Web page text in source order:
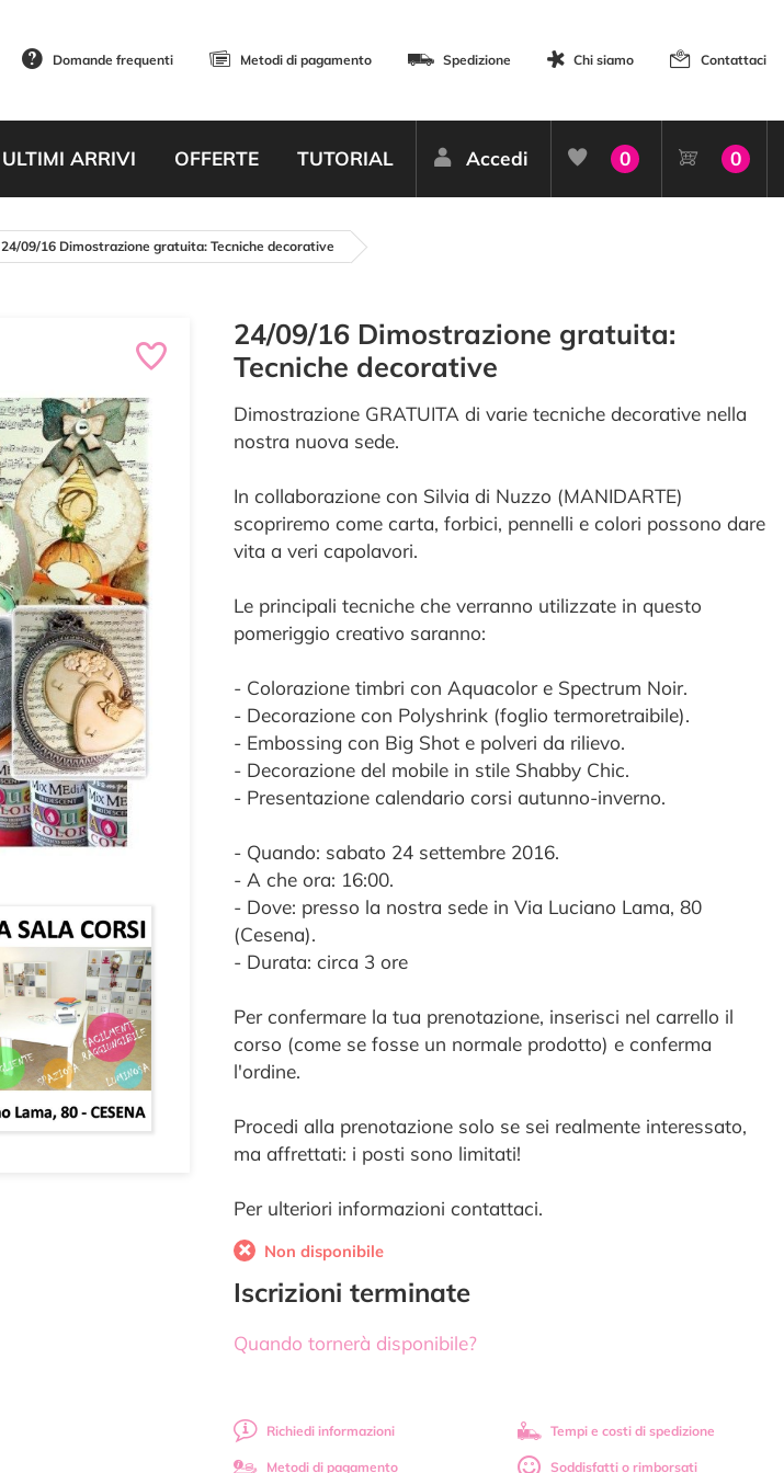
Domande frequenti Metodi di pagamento Spedizione Chi siamo Contattaci
ULTIMI ARRIVI OFFERTE TUTORIAL Accedi 0 0
24/09/16 Dimostrazione gratuita: Tecniche decorative
24/09/16 Dimostrazione gratuita:
Tecniche decorative
Dimostrazione GRATUITA di varie tecniche decorative nella
nostra nuova sede.
In collaborazione con Silvia di Nuzzo (MANIDARTE)
scopriremo come carta, forbici, pennelli e colori possono dare
vita a veri capolavori.
Le principali tecniche che verranno utilizzate in questo
pomeriggio creativo saranno:
- Colorazione timbri con Aquacolor e Spectrum Noir.
- Decorazione con Polyshrink (foglio termoretraibile).
- Embossing con Big Shot e polveri da rilievo.
- Decorazione del mobile in stile Shabby Chic.
- Presentazione calendario corsi autunno-inverno.
- Quando: sabato 24 settembre 2016.
- A che ora: 16:00.
- Dove: presso la nostra sede in Via Luciano Lama, 80
(Cesena).
- Durata: circa 3 ore
Per confermare la tua prenotazione, inserisci nel carrello il
corso (come se fosse un normale prodotto) e conferma
l'ordine.
Procedi alla prenotazione solo se sei realmente interessato,
ma affrettati: i posti sono limitati!
Per ulteriori informazioni contattaci.
Non disponibile
Iscrizioni terminate
Quando tornerà disponibile?
Richiedi informazioni Tempi e costi di spedizione
Metodi di pagamento Soddisfatti o rimborsati